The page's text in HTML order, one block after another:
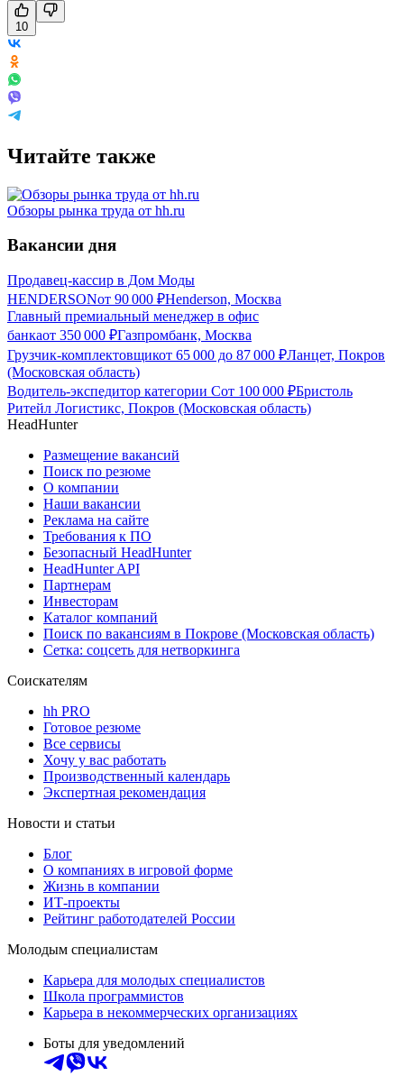
10
Читайте также
Обзоры рынка труда от hh.ru
Вакансии дня
Продавец-кассир в Дом Моды
HENDERSONот 90 000 ₽Henderson, Москва
Главный премиальный менеджер в офис
банкаот 350 000 ₽Газпромбанк, Москва
Грузчик-комплектовщикот 65 000 до 87 000 ₽Ланцет, Покров
(Московская область)
Водитель-экспедитор категории Сот 100 000 ₽Бристоль
Ритейл Логистикс, Покров (Московская область)
HeadHunter
Размещение вакансий
Поиск по резюме
О компании
Наши вакансии
Реклама на сайте
Требования к ПО
Безопасный HeadHunter
HeadHunter API
Партнерам
Инвесторам
Каталог компаний
Поиск по вакансиям в Покрове (Московская область)
Сетка: соцсеть для нетворкинга
Соискателям
hh PRO
Готовое резюме
Все сервисы
Хочу у вас работать
Производственный календарь
Экспертная рекомендация
Новости и статьи
Блог
О компаниях в игровой форме
Жизнь в компании
ИТ-проекты
Рейтинг работодателей России
Молодым специалистам
Карьера для молодых специалистов
Школа программистов
Карьера в некоммерческих организациях
Боты для уведомлений